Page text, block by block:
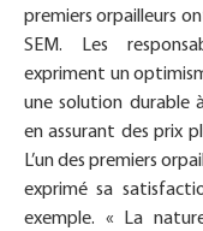
premiers orpailleurs
SEM. Les
expriment un
une solution durable
en assurant des prix
L’un des premiers
exprimé sa
exemple. « La